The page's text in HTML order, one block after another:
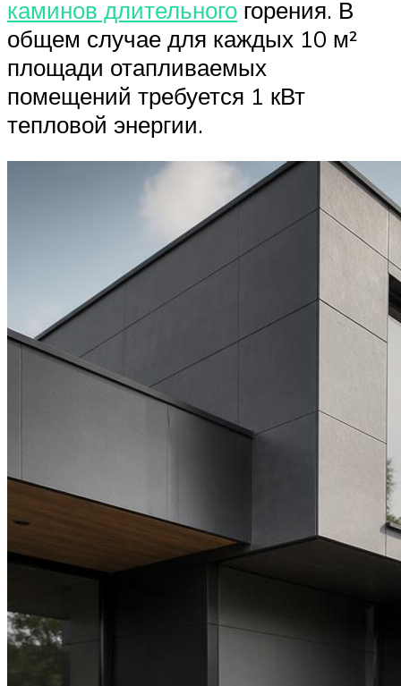
каминов длительного горения. В
общем случае для каждых 10 м²
площади отапливаемых
помещений требуется 1 кВт
тепловой энергии.